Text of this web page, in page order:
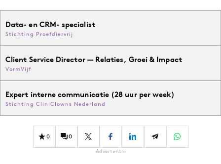
Data- en CRM- specialist
Stichting Proefdiervrij
Client Service Director — Relaties, Groei & Impact
VormVijf
Expert interne communicatie (28 uur per week)
Stichting CliniClowns Nederland
0 0
Advertentie